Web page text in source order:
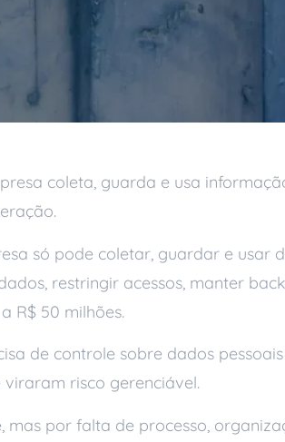
coleta, guarda e usa
só pode coletar, guardar e usar
restringir acessos, manter
R$ 50 milhões.
de controle sobre dados
risco gerenciável.
por falta de processo,